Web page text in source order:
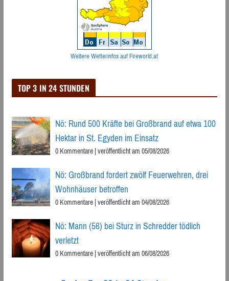
Weitere Wetterinfos auf Fireworld.at
TOP 3 IN 24 STUNDEN
Nö: Rund 500 Kräfte bei Großbrand auf etwa 100
Hektar in St. Egyden im Einsatz
0 Kommentare|veröffentlicht am 05/08/2026
Nö: Großbrand fordert zwölf Feuerwehren, drei
Wohnhäuser betroffen
0 Kommentare|veröffentlicht am 04/08/2026
Nö: Mann (56) bei Sturz in Schredder tödlich
verletzt
0 Kommentare|veröffentlicht am 06/08/2026